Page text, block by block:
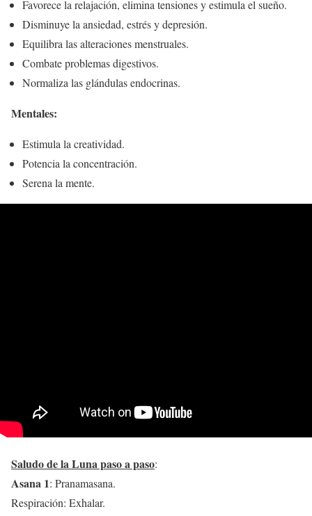
Favorece la relajación, elimina tensiones y estimula el sueño.
Disminuye la ansiedad, estrés y depresión.
Equilibra las alteraciones menstruales.
Combate problemas digestivos.
Normaliza las glándulas endocrinas.
Mentales:
Estimula la creatividad.
Potencia la concentración.
Serena la mente.
Saludo de la Luna paso a paso:
Asana 1: Pranamasana.
Respiración: Exhalar.